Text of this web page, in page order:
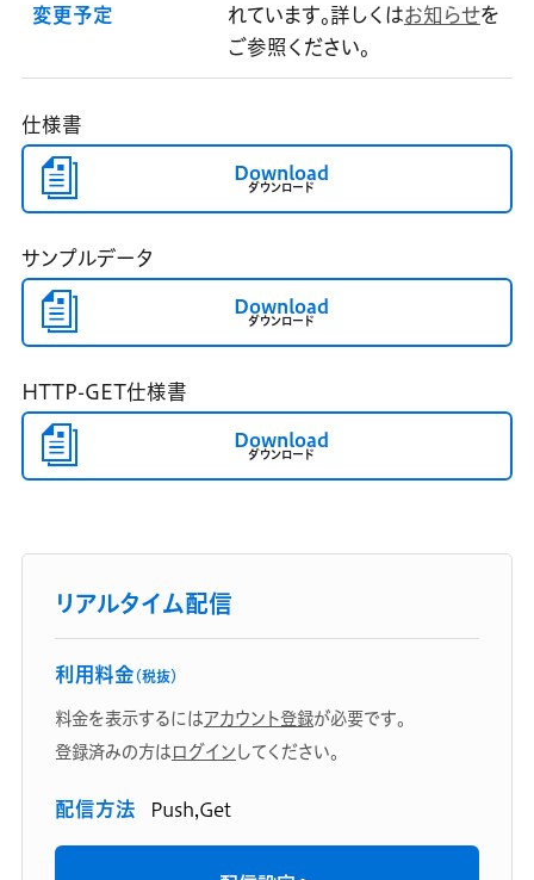
変更予定
れています。詳しくはお知らせを
ご参照ください。
仕様書
Download
ダウンロード
サンプルデータ
Download
ダウンロード
HTTP-GET仕様書
Download
ダウンロード
リアルタイム配信
利用料金 （税抜）
料金を表示するにはアカウント登録が必要です。
登録済みの方はログインしてください。
配信方法 Push,Get